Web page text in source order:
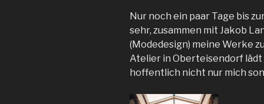
Nur noch ein paar Tage bis
sehr, zusammen mit Jakob
(Modedesign) meine Werke
Atelier in Oberteisendorf
hoffentlich nicht nur mich